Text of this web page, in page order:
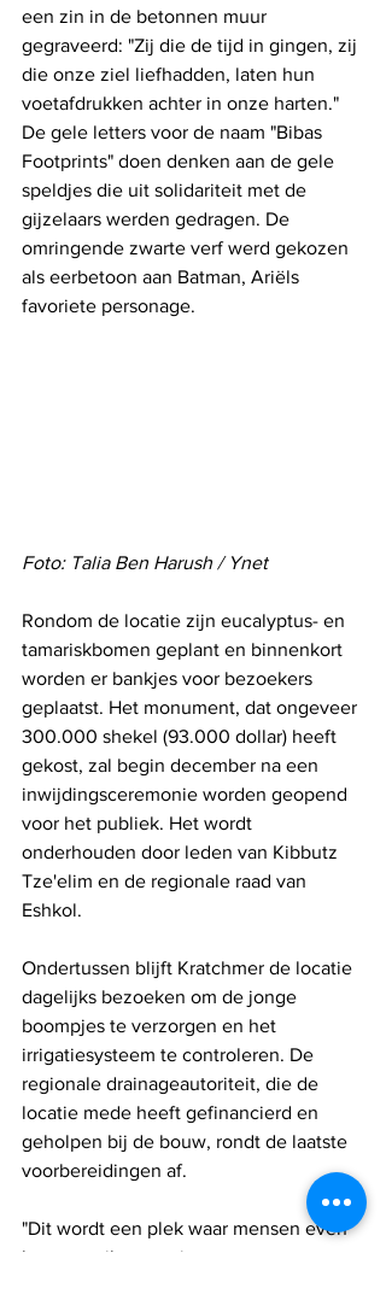
een zin in de betonnen muur
gegraveerd: "Zij die de tijd in gingen, zij
die onze ziel liefhadden, laten hun
voetafdrukken achter in onze harten."
De gele letters voor de naam "Bibas
Footprints" doen denken aan de gele
speldjes die uit solidariteit met de
gijzelaars werden gedragen. De
omringende zwarte verf werd gekozen
als eerbetoon aan Batman, Ariëls
favoriete personage.
Foto: Talia Ben Harush / Ynet
Rondom de locatie zijn eucalyptus- en
tamariskbomen geplant en binnenkort
worden er bankjes voor bezoekers
geplaatst. Het monument, dat ongeveer
300.000 shekel (93.000 dollar) heeft
gekost, zal begin december na een
inwijdingsceremonie worden geopend
voor het publiek. Het wordt
onderhouden door leden van Kibbutz
Tze'elim en de regionale raad van
Eshkol.
Ondertussen blijft Kratchmer de locatie
dagelijks bezoeken om de jonge
boompjes te verzorgen en het
irrigatiesysteem te controleren. De
regionale drainageautoriteit, die de
locatie mede heeft gefinancierd en
geholpen bij de bouw, rondt de laatste
voorbereidingen af.
"Dit wordt een plek waar mensen even
kunnen stilstaan, uitrusten,